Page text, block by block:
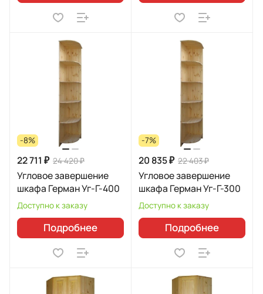
-8%
22 711 ₽ 24 420 ₽
Угловое завершение
шкафа Герман Уг-Г-400
Доступно к заказу
Подробнее
-7%
20 835 ₽ 22 403 ₽
Угловое завершение
шкафа Герман Уг-Г-300
Доступно к заказу
Подробнее